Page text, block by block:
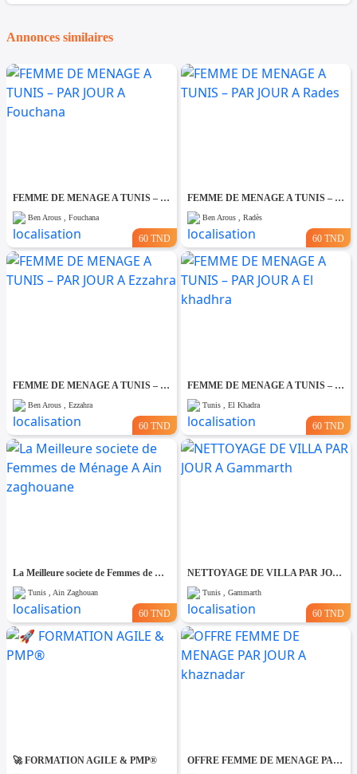
Annonces similaires
FEMME DE MENAGE A TUNIS – PAR JOUR A Fouchana
Ben Arous , Fouchana
60 TND
FEMME DE MENAGE A TUNIS – PAR JOUR A Rades
Ben Arous , Radès
60 TND
FEMME DE MENAGE A TUNIS – PAR JOUR A Ezzahra
Ben Arous , Ezzahra
60 TND
FEMME DE MENAGE A TUNIS – PAR JOUR A El khadhra
Tunis , El Khadra
60 TND
La Meilleure societe de Femmes de Ménage A Ain zaghouane
Tunis , Ain Zaghouan
60 TND
NETTOYAGE DE VILLA PAR JOUR A Gammarth
Tunis , Gammarth
60 TND
🚀 FORMATION AGILE & PMP® OFFRE FEMME DE MENAGE PAR JOUR A khaznadar